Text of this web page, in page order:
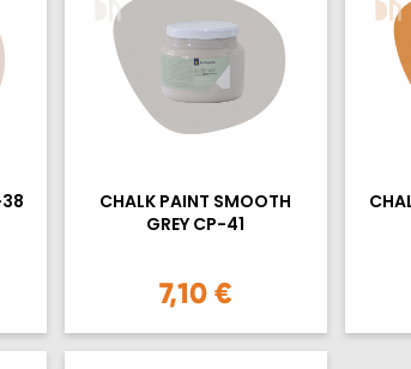
CHALK PAINT SMOOTH
GREY CP-41
7,10 €